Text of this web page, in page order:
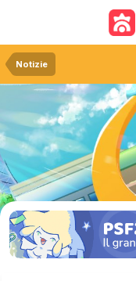
Notizie